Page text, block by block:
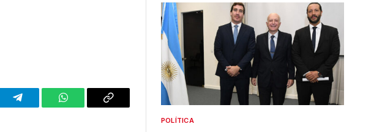
Telegram WhatsAppCopy
POLÍTICA